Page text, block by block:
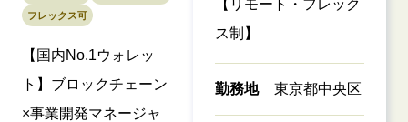
フレックス可
【国内No.1ウォレッ
ト】ブロックチェーン
×事業開発マネージャ
【リモート・フレック
ス制】
勤務地 東京都中央区